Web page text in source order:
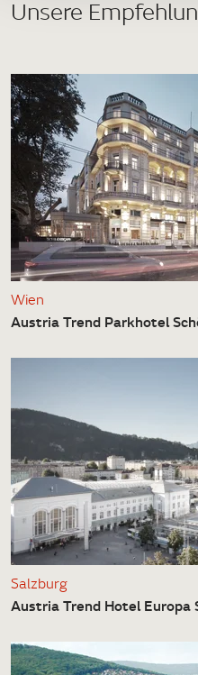
Unsere
Wien
Austria Trend Parkhotel
Salzburg
Austria Trend Hotel Europa